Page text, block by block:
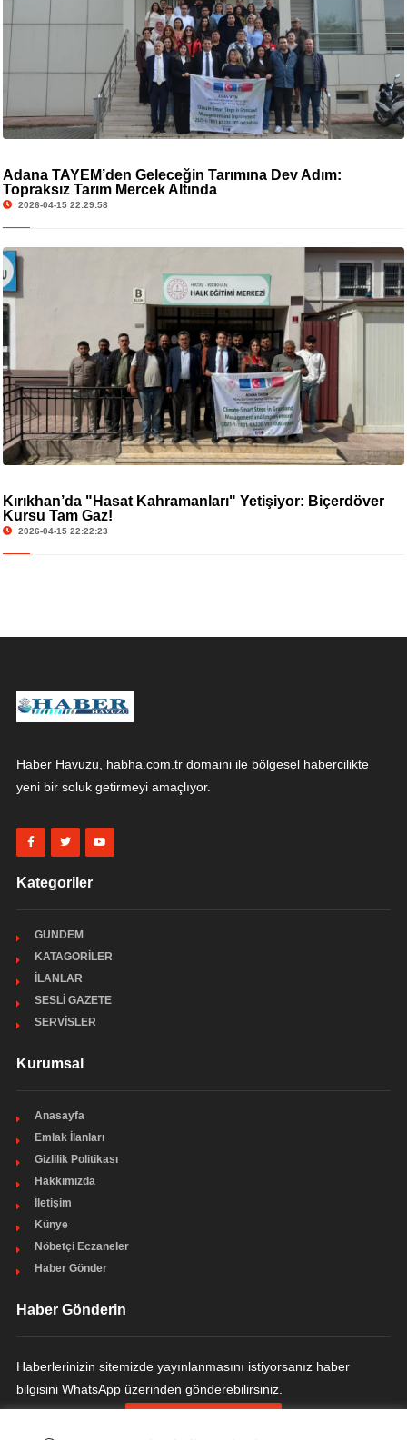
Adana TAYEM’den Geleceğin Tarımına Dev Adım:
Topraksız Tarım Mercek Altında
2026-04-15 22:29:58
Kırıkhan’da "Hasat Kahramanları" Yetişiyor: Biçerdöver
Kursu Tam Gaz!
2026-04-15 22:22:23
Haber Havuzu, habha.com.tr domaini ile bölgesel habercilikte
yeni bir soluk getirmeyi amaçlıyor.
Kategoriler
GÜNDEM
KATAGORİLER
İLANLAR
SESLİ GAZETE
SERVİSLER
Kurumsal
Anasayfa
Emlak İlanları
Gizlilik Politikası
Hakkımızda
İletişim
Künye
Nöbetçi Eczaneler
Haber Gönder
Haber Gönderin
Haberlerinizin sitemizde yayınlanmasını istiyorsanız haber
bilgisini WhatsApp üzerinden gönderebilirsiniz.